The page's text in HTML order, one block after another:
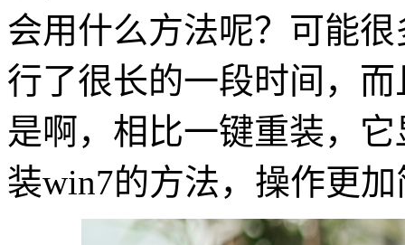
会用什么方法呢？可能
行了很长的一段时间，
是啊，相比一键重装，
装win7的方法，操作更